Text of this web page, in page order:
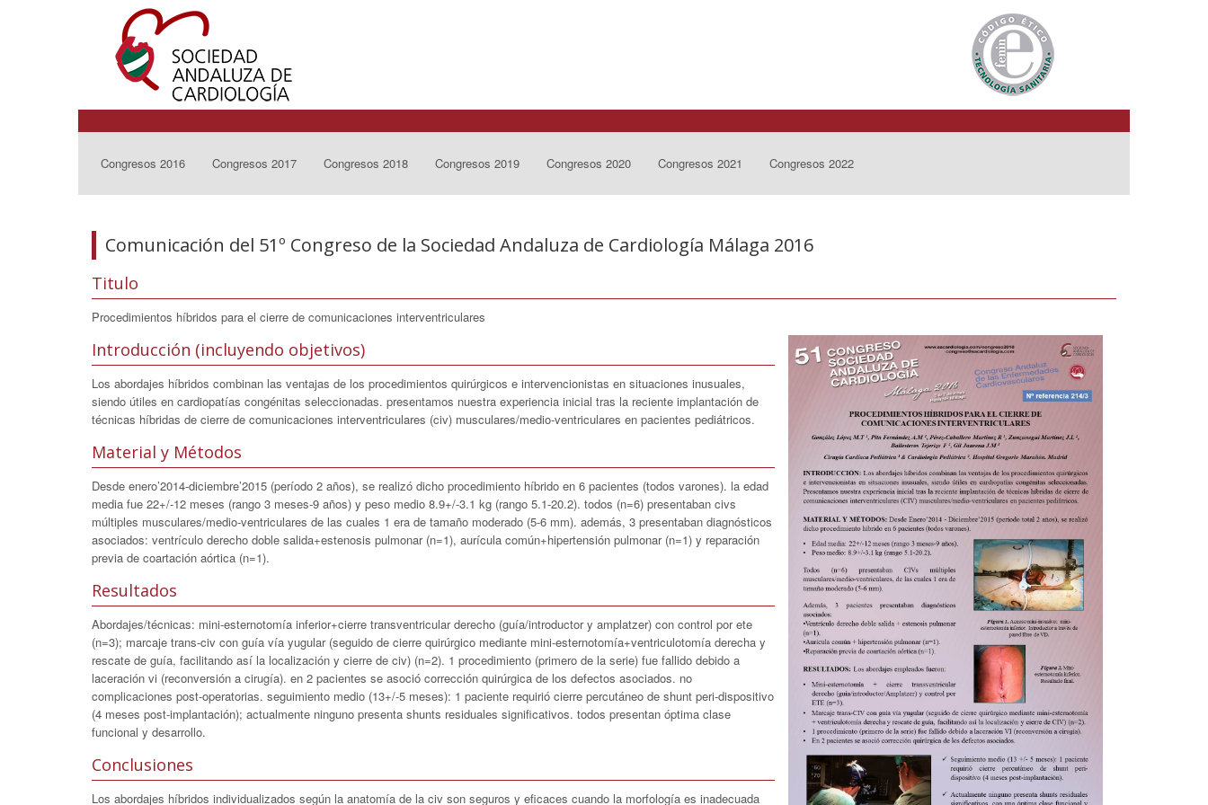
Congresos 2016 Congresos 2017 Congresos 2018 Congresos 2019 Congresos 2020 Congresos 2021 Congresos 2022
Comunicación del 51º Congreso de la Sociedad Andaluza de Cardiología Málaga 2016
Titulo
Procedimientos híbridos para el cierre de comunicaciones interventriculares
Introducción (incluyendo objetivos)
Los abordajes híbridos combinan las ventajas de los procedimientos quirúrgicos e intervencionistas en situaciones inusuales,
siendo útiles en cardiopatías congénitas seleccionadas. presentamos nuestra experiencia inicial tras la reciente implantación de
técnicas híbridas de cierre de comunicaciones interventriculares (civ) musculares/medio-ventriculares en pacientes pediátricos.
Material y Métodos
Desde enero’2014-diciembre’2015 (período 2 años), se realizó dicho procedimiento híbrido en 6 pacientes (todos varones). la edad
media fue 22+/-12 meses (rango 3 meses-9 años) y peso medio 8.9+/-3.1 kg (rango 5.1-20.2). todos (n=6) presentaban civs
múltiples musculares/medio-ventriculares de las cuales 1 era de tamaño moderado (5-6 mm). además, 3 presentaban diagnósticos
asociados: ventrículo derecho doble salida+estenosis pulmonar (n=1), aurícula común+hipertensión pulmonar (n=1) y reparación
previa de coartación aórtica (n=1).
Resultados
Abordajes/técnicas: mini-esternotomía inferior+cierre transventricular derecho (guía/introductor y amplatzer) con control por ete
(n=3); marcaje trans-civ con guía vía yugular (seguido de cierre quirúrgico mediante mini-esternotomía+ventriculotomía derecha y
rescate de guía, facilitando así la localización y cierre de civ) (n=2). 1 procedimiento (primero de la serie) fue fallido debido a
laceración vi (reconversión a cirugía). en 2 pacientes se asoció corrección quirúrgica de los defectos asociados. no
complicaciones post-operatorias. seguimiento medio (13+/-5 meses): 1 paciente requirió cierre percutáneo de shunt peri-dispositivo
(4 meses post-implantación); actualmente ninguno presenta shunts residuales significativos. todos presentan óptima clase
funcional y desarrollo.
Conclusiones
Los abordajes híbridos individualizados según la anatomía de la civ son seguros y eficaces cuando la morfología es inadecuada